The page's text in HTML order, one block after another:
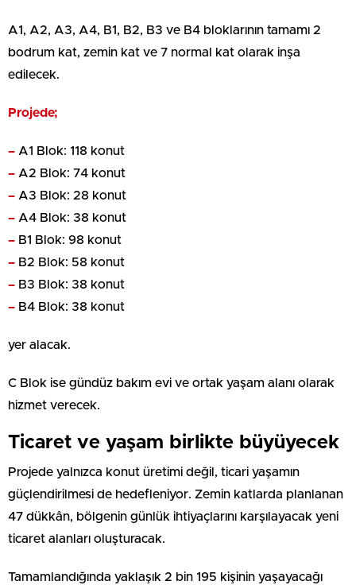
A1, A2, A3, A4, B1, B2, B3 ve B4 bloklarının tamamı 2
bodrum kat, zemin kat ve 7 normal kat olarak inşa
edilecek.
Projede;
– A1 Blok: 118 konut
– A2 Blok: 74 konut
– A3 Blok: 28 konut
– A4 Blok: 38 konut
– B1 Blok: 98 konut
– B2 Blok: 58 konut
– B3 Blok: 38 konut
– B4 Blok: 38 konut
yer alacak.
C Blok ise gündüz bakım evi ve ortak yaşam alanı olarak
hizmet verecek.
Ticaret ve yaşam birlikte büyüyecek
Projede yalnızca konut üretimi değil, ticari yaşamın
güçlendirilmesi de hedefleniyor. Zemin katlarda planlanan
47 dükkân, bölgenin günlük ihtiyaçlarını karşılayacak yeni
ticaret alanları oluşturacak.
Tamamlandığında yaklaşık 2 bin 195 kişinin yaşayacağı